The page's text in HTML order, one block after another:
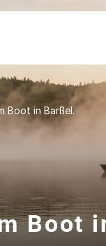
Boot in Barßel.
Boot